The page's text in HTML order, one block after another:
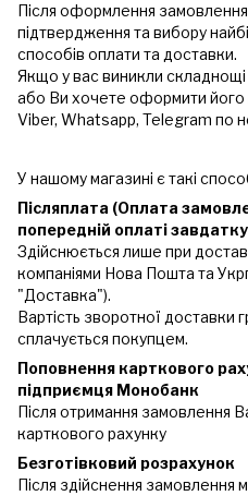
Після оформлення
підтвердження та вибору
способів оплати та доставки.
Якщо у вас виникли
або Ви хочете оформити його
Viber, Whatsapp, Telegram по
У нашому магазині є такі
Післяплата (Оплата
попередній оплаті
Здійснюється лише при
компаніями Нова Пошта та
"Доставка").
Вартість зворотної
сплачується покупцем.
Поповнення карткового
підприємця Монобанк
Після отримання замовлення
карткового рахунку
Безготівковий розрахунок
Після здійснення замовлення